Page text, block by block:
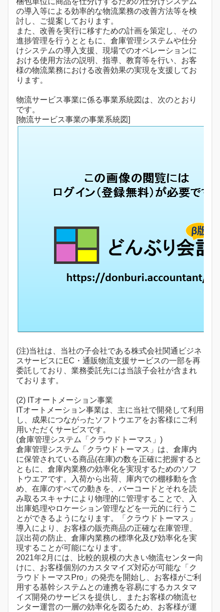
の導入等による効率的な物流業務の改善方法等を検
討し、ご提案しております。
また、改善を実行に移すための計画を策定し、その
進捗管理を行うとともに、倉庫管理システムや仕分
けシステムの導入支援、現場でのオペレーションに
おける使用方法の説明、指導、教育等を行い、お客
様の物流業務における改善効果の実現を支援してお
ります。
物流サービス事業に係る事業系統図は、次のとおり
です。
[物流サービス事業の事業系統図]
(注)当社は、当社の子会社である株式会社関通ビジネ
スサービスにEC・通販物流支援サービスの一部を再
委託しており、業務委託先には当該子会社が含まれ
ております。
(2) ITオートメーション事業
ITオートメーション事業は、主に当社で開発して利用
し、成果につながったソフトウエアをお客様にご利
用いただくサービスです。
(倉庫管理システム「クラウドトーマス」)
倉庫管理システム「クラウドトーマス」は、倉庫内
に保管されている商品(在庫)の数を正確に把握すると
ともに、倉庫内業務の効率化を実現するためのソフ
トウエアです。入荷から出荷、庫内での棚移動を含
め、在庫のすべての動きを、バーコードとそれを読
み取るスキャナにより物理的に管理することで、入
出庫処理やロケーション管理などを一元的に行うこ
とができるようになります。「クラウドトーマス」
導入により、お客様の販売商品の正確な在庫管理、
誤出荷の防止、倉庫内業務の標準化及び効率化を実
現することが可能になります。
2021年2月には、比較的規模の大きい物流センター向
けに、お客様個別のカスタマイズ対応が可能な「ク
ラウドトーマスPro」の発売を開始し、お客様がご利
用する基幹システムとの連携を容易にするカスタマ
イズ開発のサービスを提供し、またお客様の物流セ
ンター運営の一層の効率化を図るため、お客様が運